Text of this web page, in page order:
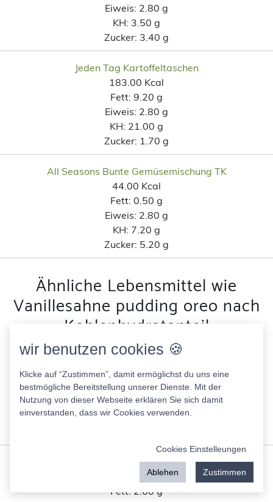
Eiweis: 2.80 g
KH: 3.50 g
Zucker: 3.40 g
Jeden Tag Kartoffeltaschen
183.00 Kcal
Fett: 9.20 g
Eiweis: 2.80 g
KH: 21.00 g
Zucker: 1.70 g
All Seasons Bunte Gemüsemischung TK
44.00 Kcal
Fett: 0.50 g
Eiweis: 2.80 g
KH: 7.20 g
Zucker: 5.20 g
Ähnliche Lebensmittel wie
Vanillesahne pudding oreo nach
Kohlenhydratanteil
Reis-fit Burrito Bowl
139.00 Kcal
Fett:3.40 g
Eiweis:2.80 g
KH:24.00 g
Iglo Erbsen & Karotten im Rahm mit Blubb
70.00 Kcal
Fett:2.60 g
wir benutzen cookies 🍪
Klicke auf “Zustimmen”, damit ermöglichst du uns eine
bestmögliche Bereitstellung unserer Dienste. Mit der
Nutzung von dieser Webseite erklären Sie sich damit
einverstanden, dass wir Cookies verwenden.
Cookies Einstelleungen
Ablehen Zustimmen